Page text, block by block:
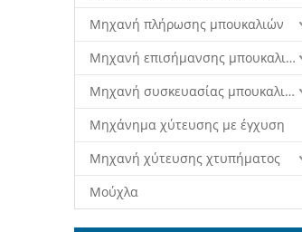
Μηχανή πλήρωσης μπουκαλιών
Μηχανή επισήμανσης μπουκαλιών
Μηχανή συσκευασίας μπουκαλιών
Μηχάνημα χύτευσης με έγχυση
Μηχανή χύτευσης χτυπήματος
Μούχλα